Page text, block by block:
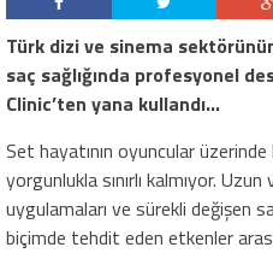
Türk dizi ve sinema
saç sağlığında profesyonel
Clinic’ten yana kullandı…
Set hayatının oyuncular üzerinde
yorgunlukla sınırlı kalmıyor.
uygulamaları ve sürekli değişen
biçimde tehdit eden etkenler